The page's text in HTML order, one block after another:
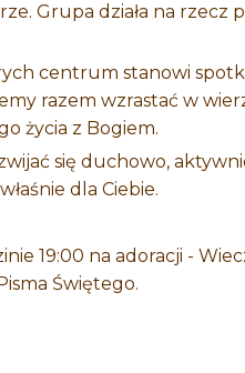
Grupa działa na rzecz
centrum stanowi
razem wzrastać w
życia z Bogiem.
się duchowo,
dla Ciebie.
19:00 na adoracji -
Świętego.